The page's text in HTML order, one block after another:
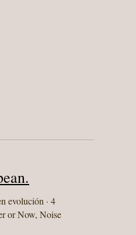
evolución · 4
or Now, Noise